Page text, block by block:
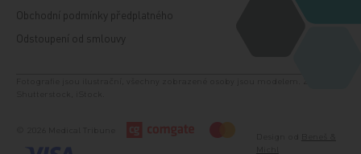
Obchodní podmínky předplatného
Odstoupení od smlouvy